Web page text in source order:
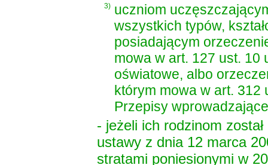
3) uczniom
wszystkich typów,
posiadającym
mowa w art. 127 ust. 10
oświatowe, albo
którym mowa w art. 312
Przepisy
- jeżeli ich rodzinom
ustawy z dnia 12 marca
stratami poniesionymi w